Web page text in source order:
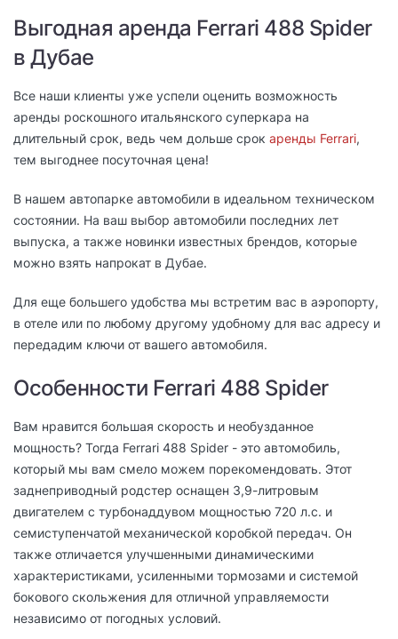
Выгодная аренда Ferrari 488 Spider
в Дубае
Все наши клиенты уже успели оценить возможность
аренды роскошного итальянского суперкара на
длительный срок, ведь чем дольше срок аренды Ferrari,
тем выгоднее посуточная цена!
В нашем автопарке автомобили в идеальном техническом
состоянии. На ваш выбор автомобили последних лет
выпуска, а также новинки известных брендов, которые
можно взять напрокат в Дубае.
Для еще большего удобства мы встретим вас в аэропорту,
в отеле или по любому другому удобному для вас адресу и
передадим ключи от вашего автомобиля.
Особенности Ferrari 488 Spider
Вам нравится большая скорость и необузданное
мощность? Тогда Ferrari 488 Spider - это автомобиль,
который мы вам смело можем порекомендовать. Этот
заднеприводный родстер оснащен 3,9-литровым
двигателем с турбонаддувом мощностью 720 л.с. и
семиступенчатой ​​механической коробкой передач. Он
также отличается улучшенными динамическими
характеристиками, усиленными тормозами и системой
бокового скольжения для отличной управляемости
независимо от погодных условий.